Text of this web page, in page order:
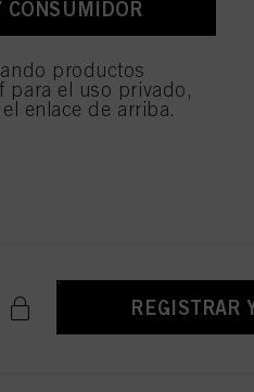
REGISTRAR
REGISTRAR
REGISTRAR
CONSUMIDOR
productos
para el uso privado,
enlace de arriba.
sean técnicamente